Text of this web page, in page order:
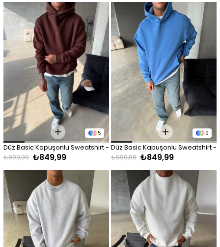
5
Düz Basic Kapuşonlu Sweatshirt -
Kahve
₺849,99
₺899,99
9
Düz Basic Kapuşonlu Sweatshirt -
Mavi
₺849,99
₺999,99